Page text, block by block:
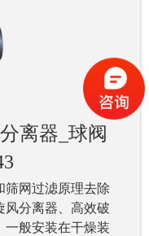
离器_球阀
筛网过滤原理去除
风分离器、高效破
一般安装在干燥装